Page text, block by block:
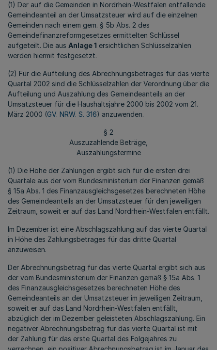
(1) Der auf die Gemeinden in Nordrhein-Westfalen entfallende
Gemeindeanteil an der Umsatzsteuer wird auf die einzelnen
Gemeinden nach einem gem. § 5b Abs. 2 des
Gemeindefinanzreformgesetzes ermittelten Schlüssel
aufgeteilt. Die aus Anlage 1 ersichtlichen Schlüsselzahlen
werden hiermit festgesetzt.
(2) Für die Aufteilung des Abrechnungsbetrages für das vierte
Quartal 2002 sind die Schlüsselzahlen der Verordnung über die
Aufteilung und Auszahlung des Gemeindeanteils an der
Umsatzsteuer für die Haushaltsjahre 2000 bis 2002 vom 21.
März 2000 (GV. NRW. S. 316) anzuwenden.
§ 2
Auszuzahlende Beträge,
Auszahlungstermine
(1) Die Höhe der Zahlungen ergibt sich für die ersten drei
Quartale aus der vom Bundesministerium der Finanzen gemäß
§ 15a Abs. 1 des Finanzausgleichsgesetzes berechneten Höhe
des Gemeindeanteils an der Umsatzsteuer für den jeweiligen
Zeitraum, soweit er auf das Land Nordrhein-Westfalen entfällt.
Im Dezember ist eine Abschlagszahlung auf das vierte Quartal
in Höhe des Zahlungsbetrages für das dritte Quartal
anzuweisen.
Der Abrechnungsbetrag für das vierte Quartal ergibt sich aus
der vom Bundesministerium der Finanzen gemäß § 15a Abs. 1
des Finanzausgleichsgesetzes berechneten Höhe des
Gemeindeanteils an der Umsatzsteuer im jeweiligen Zeitraum,
soweit er auf das Land Nordrhein-Westfalen entfällt,
abzüglich der im Dezember geleisteten Abschlagszahlung. Ein
negativer Abrechnungsbetrag für das vierte Quartal ist mit
der Zahlung für das erste Quartal des Folgejahres zu